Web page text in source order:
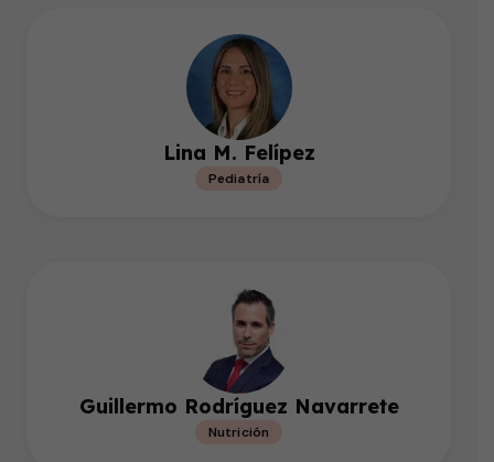
Lina M. Felípez
Pediatría
Guillermo Rodríguez Navarrete
Nutrición